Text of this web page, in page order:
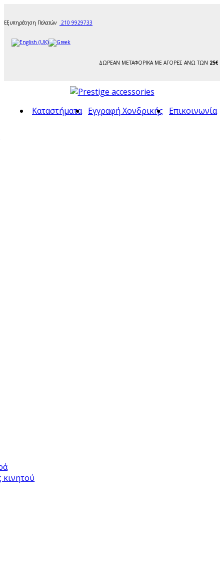
Εξυπηρέτηση Πελατών 210 9929733
ΔΩΡΕΑΝ ΜΕΤΑΦΟΡΙΚΑ ΜΕ ΑΓΟΡΕΣ ΑΝΩ ΤΩΝ 25€
κινητού
Καταστήματα Εγγραφή Χονδρικής Επικοινωνία